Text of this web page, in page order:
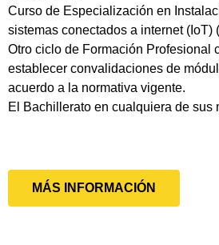
Curso de Especialización en
sistemas conectados a internet (IoT)
Otro ciclo de Formación Profesional
establecer convalidaciones de
acuerdo a la normativa vigente.
El Bachillerato en cualquiera de sus
MÁS INFORMACIÓN